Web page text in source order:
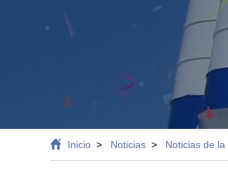
Inicio Noticias Noticias de